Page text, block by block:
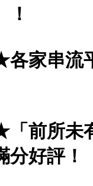
！
串流平
所未
分好評！